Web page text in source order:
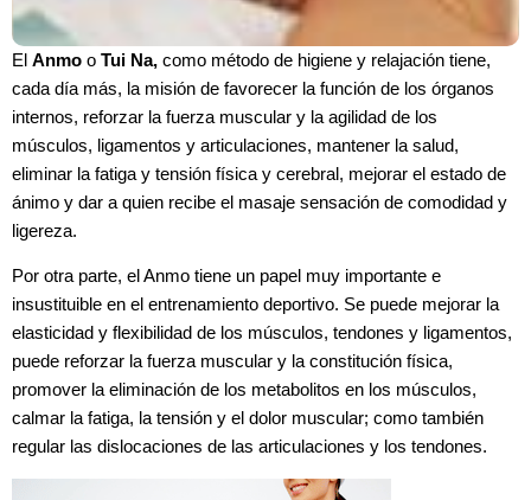
El Anmo o Tui Na, como método de higiene y relajación tiene,
cada día más, la misión de favorecer la función de los órganos
internos, reforzar la fuerza muscular y la agilidad de los
músculos, ligamentos y articulaciones, mantener la salud,
eliminar la fatiga y tensión física y cerebral, mejorar el estado de
ánimo y dar a quien recibe el masaje sensación de comodidad y
ligereza.
Por otra parte, el Anmo tiene un papel muy importante e
insustituible en el entrenamiento deportivo. Se puede mejorar la
elasticidad y flexibilidad de los músculos, tendones y ligamentos,
puede reforzar la fuerza muscular y la constitución física,
promover la eliminación de los metabolitos en los músculos,
calmar la fatiga, la tensión y el dolor muscular; como también
regular las dislocaciones de las articulaciones y los tendones.